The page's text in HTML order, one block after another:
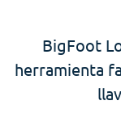
BigFoot
herramienta